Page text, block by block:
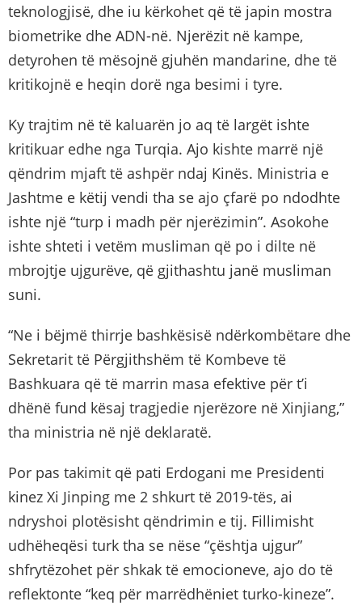
teknologjisë, dhe iu kërkohet që të japin mostra
biometrike dhe ADN-në. Njerëzit në kampe,
detyrohen të mësojnë gjuhën mandarine, dhe të
kritikojnë e heqin dorë nga besimi i tyre.
Ky trajtim në të kaluarën jo aq të largët ishte
kritikuar edhe nga Turqia. Ajo kishte marrë një
qëndrim mjaft të ashpër ndaj Kinës. Ministria e
Jashtme e këtij vendi tha se ajo çfarë po ndodhte
ishte një “turp i madh për njerëzimin”. Asokohe
ishte shteti i vetëm musliman që po i dilte në
mbrojtje ujgurëve, që gjithashtu janë musliman
suni.
“Ne i bëjmë thirrje bashkësisë ndërkombëtare dhe
Sekretarit të Përgjithshëm të Kombeve të
Bashkuara që të marrin masa efektive për t’i
dhënë fund kësaj tragjedie njerëzore në Xinjiang,”
tha ministria në një deklaratë.
Por pas takimit që pati Erdogani me Presidenti
kinez Xi Jinping me 2 shkurt të 2019-tës, ai
ndryshoi plotësisht qëndrimin e tij. Fillimisht
udhëheqësi turk tha se nëse “çështja ujgur”
shfrytëzohet për shkak të emocioneve, ajo do të
reflektonte “keq për marrëdhëniet turko-kineze”.